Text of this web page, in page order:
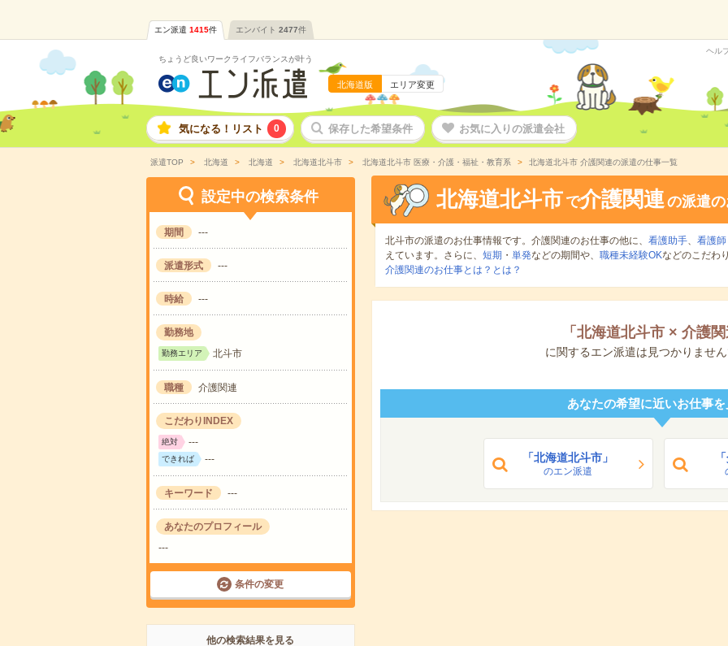
エン派遣 1415件 エンバイト 2477件
ちょうど良いワークライフバランスが叶う
北海道版 エリア変更
ヘル
気になる！リスト 0 保存した希望条件 お気に入りの派遣会社
派遣TOP 北海道 北海道 北海道北斗市 北海道北斗市 医療・介護・福祉・教育系 北海道北斗市 介護関連の派遣の仕事一覧
設定中の検索条件
期間 ---
派遣形式 ---
時給 ---
勤務地
勤務エリア 北斗市
職種 介護関連
こだわりINDEX
絶対 ---
できれば ---
キーワード ---
あなたのプロフィール
---
条件の変更
他の検索結果を見る
北海道北斗市 で介護関連の派遣
北斗市の派遣のお仕事情報です。介護関連のお仕事の他に、 看護助手、 看護
えています。さらに、 短期 ・ 単発などの期間や、 職種未経験OKなどのこだわ
介護関連のお仕事とは？とは？
「 北海道北斗市 × 介護
に関するエン派遣は見つかりません
あなたの希望に近いお仕事を
「北海道北斗市」
のエン派遣